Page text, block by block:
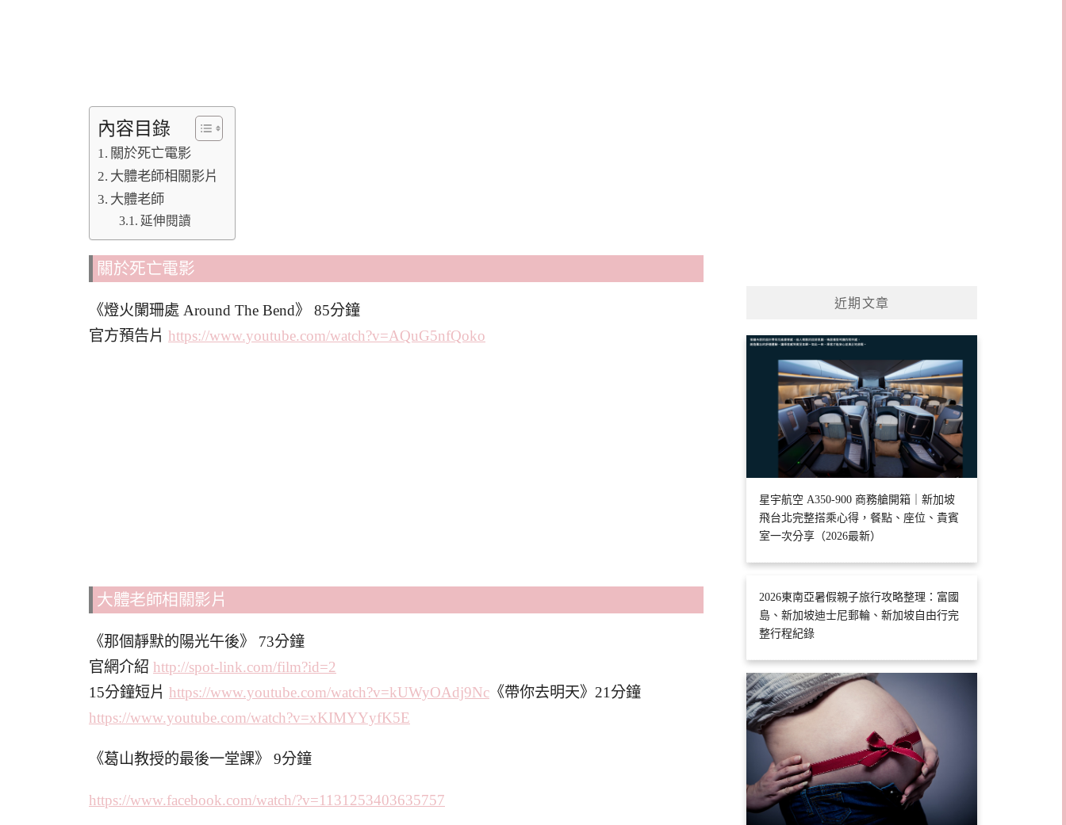
內容目錄
關於死亡電影
大體老師相關影片
大體老師
延伸閱讀
關於死亡電影
《燈火闌珊處 Around The Bend》 85分鐘
官方預告片 https://www.youtube.com/watch?v=AQuG5nfQoko
大體老師相關影片
《那個靜默的陽光午後》 73分鐘
官網介紹 http://spot-link.com/film?id=2
15分鐘短片 https://www.youtube.com/watch?v=kUWyOAdj9Nc 《帶你去明天》21分鐘
https://www.youtube.com/watch?v=xKIMYYyfK5E
《葛山教授的最後一堂課》 9分鐘
https://www.facebook.com/watch/?v=1131253403635757
近期文章
星宇航空 A350-900 商務艙開箱｜新加坡
飛台北完整搭乘心得，餐點、座位、貴賓
室一次分享（2026最新）
2026東南亞暑假親子旅行攻略整理：富國
島、新加坡迪士尼郵輪、新加坡自由行完
整行程紀錄